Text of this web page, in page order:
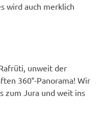
wird auch merklich
unweit der
360°-Panorama! Wir
zum Jura und weit ins